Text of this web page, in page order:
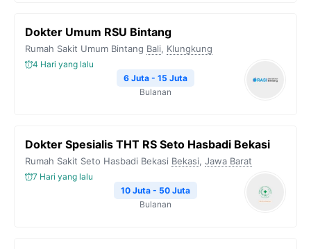
Dokter Umum RSU Bintang
Rumah Sakit Umum Bintang Bali, Klungkung
4 Hari yang lalu
6 Juta - 15 Juta
Bulanan
Dokter Spesialis THT RS Seto Hasbadi Bekasi
Rumah Sakit Seto Hasbadi Bekasi Bekasi, Jawa Barat
7 Hari yang lalu
10 Juta - 50 Juta
Bulanan